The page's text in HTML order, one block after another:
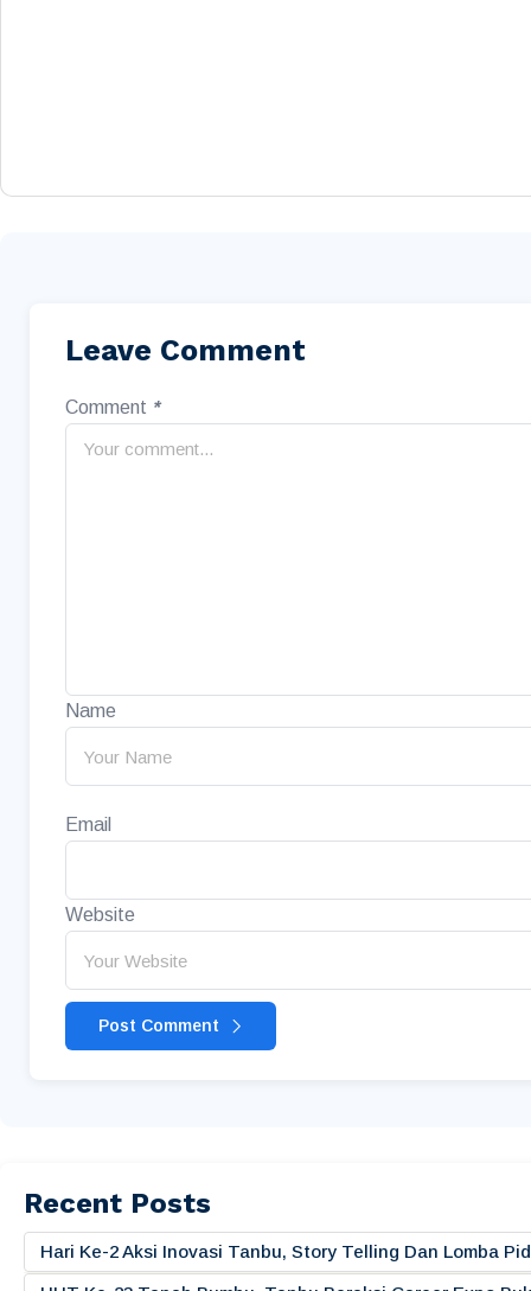
Leave Comment
Comment *
Name
Email
Website
Post Comment
Recent Posts
Hari Ke-2 Aksi Inovasi Tanbu, Story Telling Dan Lomba